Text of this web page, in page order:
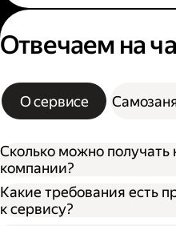
Отвечаем на
О сервисе
Сколько можно получать
компании?
Какие требования есть
к сервису?